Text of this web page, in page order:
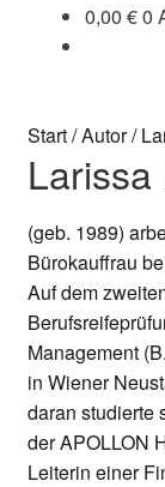
Publikationen
Der Verlag
Open Access
0,00 €0
Start/Autor/
Larissa
(geb. 1989)
Bürokauffrau
Auf dem
Management
in Wiener
daran studierte
der APOLLON
Leiterin einer